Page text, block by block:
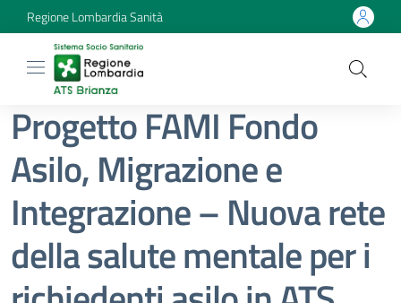
Regione Lombardia Sanità
Progetto FAMI Fondo
Asilo, Migrazione e
Integrazione – Nuova rete
della salute mentale per i